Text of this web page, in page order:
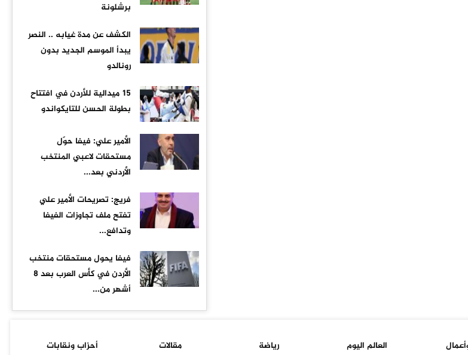
برشلونة
الكشف عن مدة غيابه .. النصر
يبدأ الموسم الجديد بدون
رونالدو
15 ميدالية للأردن في افتتاح
بطولة الحسن للتايكواندو
الأمير علي: فيفا حوّل
مستحقات لاعبي المنتخب
الأردني بعد...
فريج: تصريحات الأمير علي
تفتح ملف تجاوزات الفيفا
وتدافع...
فيفا يحول مستحقات منتخب
الأردن في كأس العرب بعد 8
أشهر من...
العالم اليوم رياضة مقالات أحزاب ونقابات